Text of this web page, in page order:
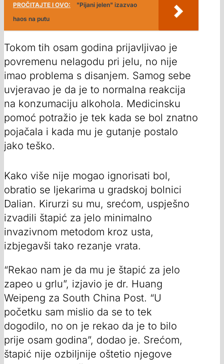
PROČITAJTE I OVO:
"Pijani jelen" izazvao
haos na putu
Tokom tih osam godina prijavljivao je
povremenu nelagodu pri jelu, no nije
imao problema s disanjem. Samog sebe
uvjeravao je da je to normalna reakcija
na konzumaciju alkohola. Medicinsku
pomoć potražio je tek kada se bol znatno
pojačala i kada mu je gutanje postalo
jako teško.
Kako više nije mogao ignorisati bol,
obratio se ljekarima u gradskoj bolnici
Dalian. Kirurzi su mu, srećom, uspješno
izvadili štapić za jelo minimalno
invazivnom metodom kroz usta,
izbjegavši tako rezanje vrata.
“Rekao nam je da mu je štapić za jelo
zapeo u grlu”, izjavio je dr. Huang
Weipeng za South China Post. “U
početku sam mislio da se to tek
dogodilo, no on je rekao da je to bilo
prije osam godina”, dodao je. Srećom,
štapić nije ozbiljnije oštetio njegove